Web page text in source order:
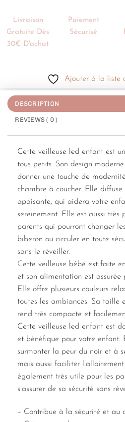
Livraison
Gratuite Dès
30€ D'achat
Paiement
Sécurisé
Ajouter à la liste
DESCRIPTION
REVIEWS ( 0 )
Cette veilleuse led enfant est
tous petits. Son design
donner une touche de
chambre à coucher. Elle
apaisante, qui aidera votre
sereinement. Elle est aussi très
parents qui pourront changer
biberon ou circuler en toute
sans le réveiller.
Cette veilleuse bébé est faite
et son alimentation est assurée
Elle offre plusieurs couleurs
toutes les ambiances. Sa taille
rend très compacte et
Cette veilleuse led enfant est
et bénéfique pour votre enfant.
surmonter la peur du noir et à
mais aussi faciliter
également très utile pour les
s’assurer de sa sécurité sans
– Contribue à la sécurité et au